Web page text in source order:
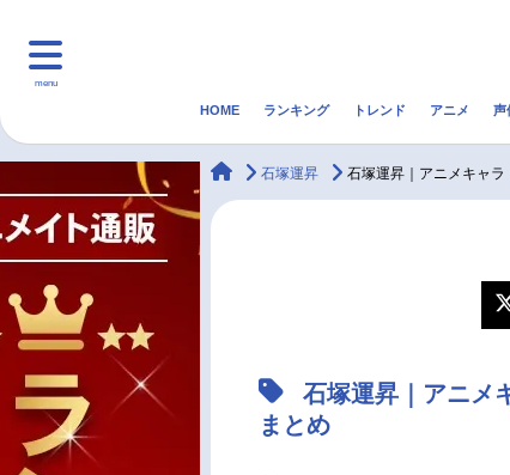
menu
マンガ・ラノベ
声優記事一覧
HOME ランキング トレンド アニメ 声
animateTimes
石塚運昇 石塚運昇｜アニメキャ
石塚運昇｜アニメ
まとめ